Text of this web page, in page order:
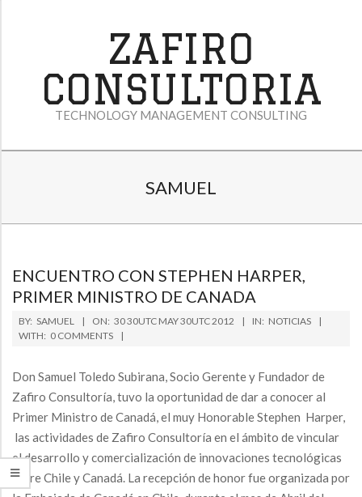
ZAFIRO
CONSULTORIA
TECHNOLOGY MANAGEMENT CONSULTING
I
A
T
SAMUEL
ENCUENTRO CON STEPHEN HARPER,
PRIMER MINISTRO DE CANADA
2012-
05-
BY: SAMUEL ON: 30 30UTC MAY 30UTC 2012 IN: NOTICIAS
WITH: 0 COMMENTS
Don Samuel Toledo Subirana, Socio Gerente y Fundador de
Zafiro Consultoría, tuvo la oportunidad de dar a conocer al
Primer Ministro de Canadá, el muy Honorable Stephen Harper,
las actividades de Zafiro Consultoría en el ámbito de vincular
el desarrollo y comercialización de innovaciones tecnológicas
entre Chile y Canadá. La recepción de honor fue organizada por